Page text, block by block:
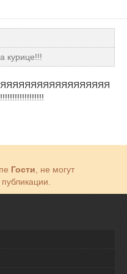
курице!!!
Гости , не могут